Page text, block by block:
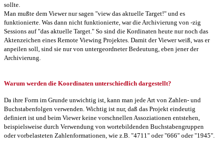
sollte.
Man mußte dem Viewer nur sagen "view das aktuelle Target!" und es
funktionierte. Was dann nicht funktionierte, war die Archivierung von -zig
Sessions auf "das aktuelle Target." So sind die Kordinaten heute nur noch das
Aktenzeichen eines Remote Viewing Projektes. Damit der Viewer weiß, was er
anpeilen soll, sind sie nur von untergeordneter Bedeutung, eben jener der
Archivierung.
Warum werden die Koordinaten unterschiedlich dargestellt?
Da ihre Form im Grunde unwichtig ist, kann man jede Art von Zahlen- und
Buchstabenfolgen verwenden. Wichtig ist nur, daß das Projekt eindeutig
definiert ist und beim Viewer keine vorschnellen Assoziationen entstehen,
beispielsweise durch Verwendung von wortebildenden Buchstabengruppen
oder vorbelasteten Zahlenformationen, wie z.B. "4711" oder "666" oder "1945".